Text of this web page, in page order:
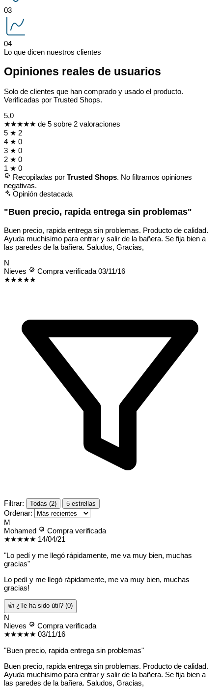
03
04
Lo que dicen nuestros clientes
Opiniones reales de usuarios
Solo de clientes que han comprado y usado el producto.
Verificadas por Trusted Shops.
5,0
★★★★★ de 5 sobre 2 valoraciones
5 ★ 2
4 ★ 0
3 ★ 0
2 ★ 0
1 ★ 0
Recopiladas por Trusted Shops. No filtramos opiniones
negativas.
Opinión destacada
"Buen precio, rapida entrega sin problemas"
Buen precio, rapida entrega sin problemas. Producto de calidad.
Ayuda muchisimo para entrar y salir de la bañera. Se fija bien a
las paredes de la bañera. Saludos, Gracias,
N
Nieves
Compra verificada 03/11/16
★★★★★
Filtrar: Todas (2) 5 estrellas
Ordenar:
M
Mohamed
Compra verificada
★★★★★ 14/04/21
"Lo pedí y me llegó rápidamente, me va muy bien, muchas
gracias"
Lo pedí y me llegó rápidamente, me va muy bien, muchas
gracias!
👍 ¿Te ha sido útil? (0)
N
Nieves
Compra verificada
★★★★★ 03/11/16
"Buen precio, rapida entrega sin problemas"
Buen precio, rapida entrega sin problemas. Producto de calidad.
Ayuda muchisimo para entrar y salir de la bañera. Se fija bien a
las paredes de la bañera. Saludos, Gracias,